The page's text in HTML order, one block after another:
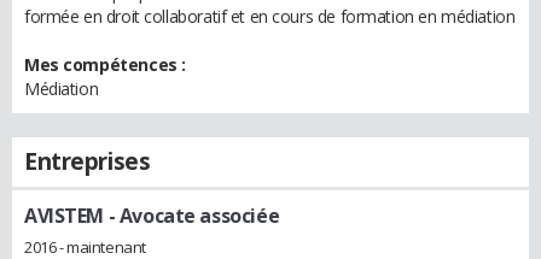
formée en droit collaboratif et en cours de formation en médiation
Mes compétences :
Médiation
Entreprises
AVISTEM - Avocate associée
2016 - maintenant